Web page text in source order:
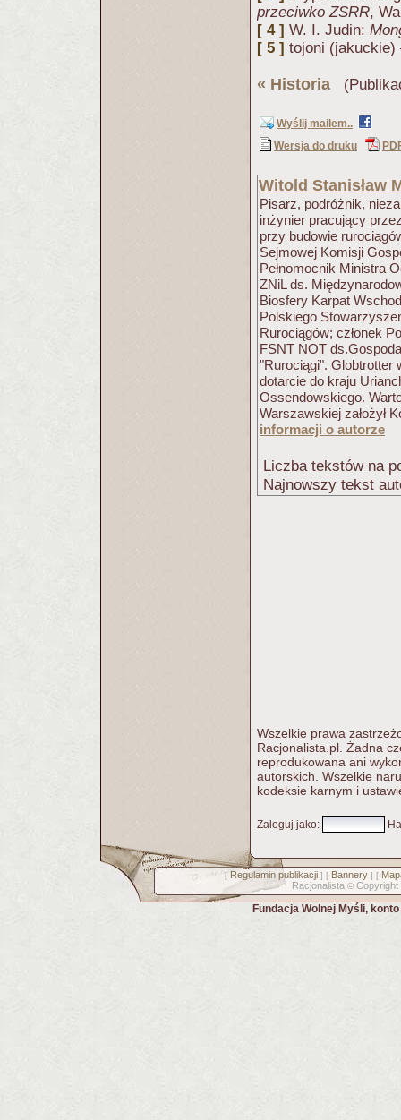
przeciwko ZSRR,
[ 4 ] W. I. Judin:
[ 5 ] tojoni
« Historia
Wyślij mailem..
Wersja do druku
Witold Stanisław
Pisarz, podróżnik,
inżynier pracujący
przy budowie
Sejmowej Komisji
Pełnomocnik Ministra
ZNiL ds.
Biosfery Karpat
Polskiego
Rurociągów; członek
FSNT NOT
"Rurociągi". Globtrotter
dotarcie do kraju
Ossendowskiego.
Warszawskiej założył
informacji o autorze
Liczba tekstów na
Najnowszy tekst
Wszelkie prawa
Racjonalista.pl. Żadna
reprodukowana ani
autorskich. Wszelkie
kodeksie karnym i
Zaloguj jako:
[ Regulamin publikacji] [ Bannery] [
Racjonalista © Copyright
Fundacja Wolnej Myśli,